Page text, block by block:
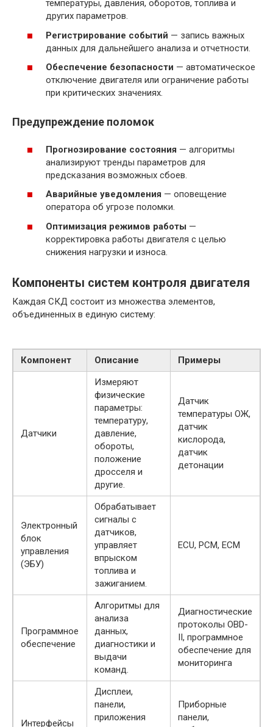
температуры, давления, оборотов, топлива и
других параметров.
Регистрирование событий — запись важных
данных для дальнейшего анализа и отчетности.
Обеспечение безопасности — автоматическое
отключение двигателя или ограничение работы
при критических значениях.
Предупреждение поломок
Прогнозирование состояния — алгоритмы
анализируют тренды параметров для
предсказания возможных сбоев.
Аварийные уведомления — оповещение
оператора об угрозе поломки.
Оптимизация режимов работы —
корректировка работы двигателя с целью
снижения нагрузки и износа.
Компоненты систем контроля двигателя
Каждая СКД состоит из множества элементов,
объединенных в единую систему:
Компонент Описание Примеры
Датчики
Измеряют
физические
параметры:
температуру,
давление,
обороты,
положение
дросселя и
другие.
Датчик
температуры ОЖ,
датчик
кислорода,
датчик
детонации
Электронный
блок
управления
(ЭБУ)
Обрабатывает
сигналы с
датчиков,
управляет
впрыском
топлива и
зажиганием.
ECU, PCM, ECM
Программное
обеспечение
Алгоритмы для
анализа
данных,
диагностики и
выдачи
команд.
Диагностические
протоколы OBD-
II, программное
обеспечение для
мониторинга
Интерфейсы
Дисплеи,
панели,
приложения
Приборные
панели,